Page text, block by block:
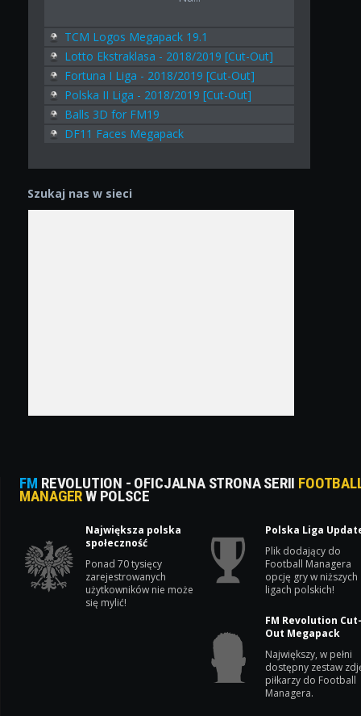
TCM Logos Megapack 19.1
Lotto Ekstraklasa - 2018/2019 [Cut-Out]
Fortuna I Liga - 2018/2019 [Cut-Out]
Polska II Liga - 2018/2019 [Cut-Out]
Balls 3D for FM19
DF11 Faces Megapack
Szukaj nas w sieci
FM REVOLUTION - OFICJALNA STRONA SERII
MANAGERW POLSCE
Największa polska
społeczność
Ponad 70 tysięcy
zarejestrowanych
użytkowników nie może
się mylić!
Polska Liga
Plik dodający do
Football Managera
opcję gry w niższych
ligach polskich!
FM Revolution
Out Megapack
Największy, w pełni
dostępny zestaw
piłkarzy do Football
Managera.